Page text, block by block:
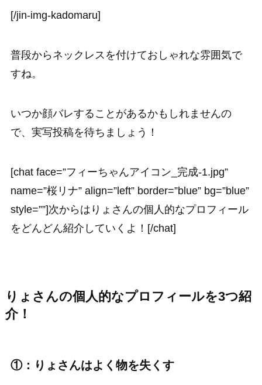
[/jin-img-kadomaru]
普段からネックレスを付けておしゃれな雰囲気で
すね。
いつか顔バレすることがあるかもしれませんの
で、実写投稿を待ちましょう！
[chat face=”フィーちゃんアイコン_完成-1.jpg”
name=”桜リナ” align=”left” border=”blue” bg=”blue”
style=””]次からはりょさんの個人的なプロフィール
をどんどん紹介していくよ！[/chat]
りょさんの個人的なプロフィールを3つ紹
介！
①：りょさんはよく物を失くす